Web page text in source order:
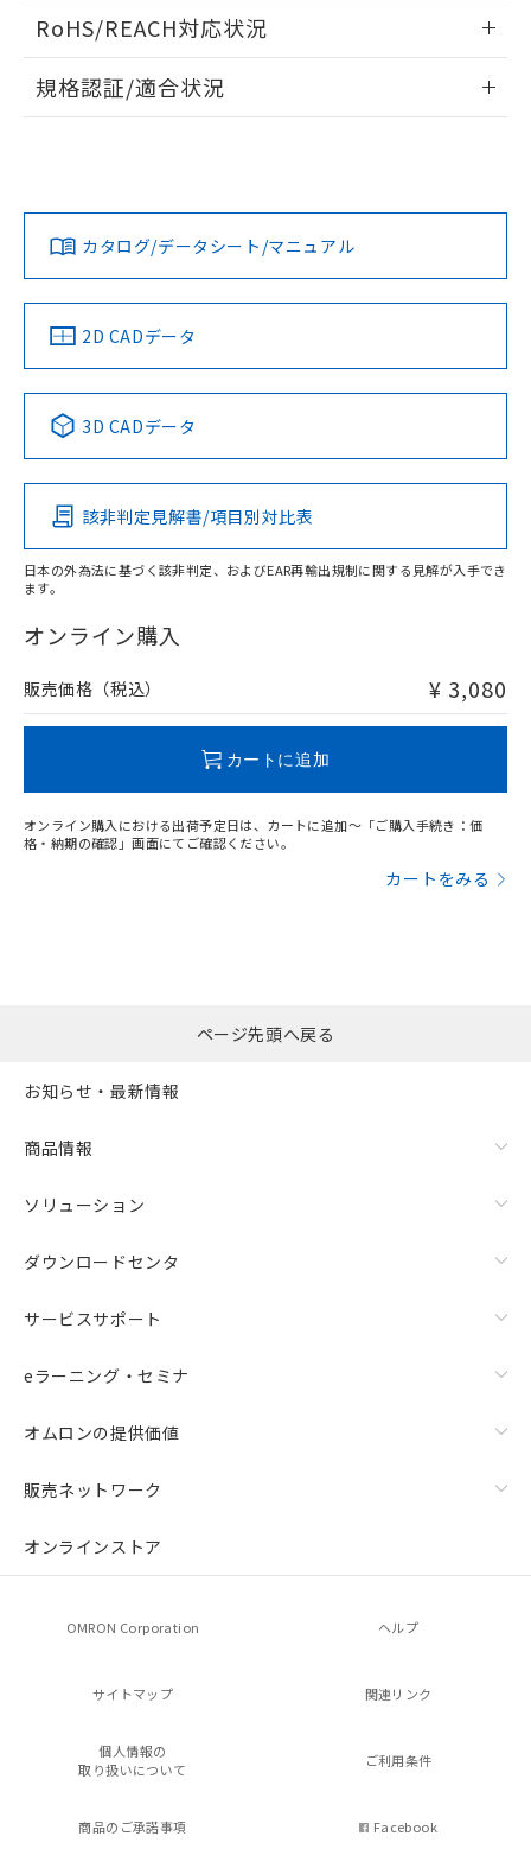
ドすることができます。
ログイン/会員登録
ダウンロードデータをご利用いただく前に、以下を必ずお読
みください。
ソフトウェアの使用条件
RoHS/REACH対応状況
EU RoHS 注意事項・凡例
対応済み
中国 RoHS 注意事項・凡例
Pb Hg Cd Cr(VI)
O
在庫等で未対応品が混在する可能性があります。
問い合わせください。
規格認証/適合状況
カタログ/データシート/マニュアル
2D CADデータ
3D CADデータ
該非判定見解書/項目別対比表
日本の外為法に基づく該非判定、およびEAR再輸出規制に関する見解が入手でき
ます。
オンライン購入
販売価格（税込） ¥ 3,080
カートに追加
オンライン購入における出荷予定日は、カートに追加～「ご購入手続き：価
格・納期の確認」画面にてご確認ください。
カートをみる
ページ先頭へ戻る
お知らせ・最新情報
商品情報
ソリューション
ダウンロードセンタ
サービスサポート
eラーニング・セミナ
オムロンの提供価値
販売ネットワーク
オンラインストア
OMRON Corporation ヘルプ
サイトマップ 関連リンク
個人情報の
取り扱いについて
ご利用条件
商品のご承諾事項 Facebook